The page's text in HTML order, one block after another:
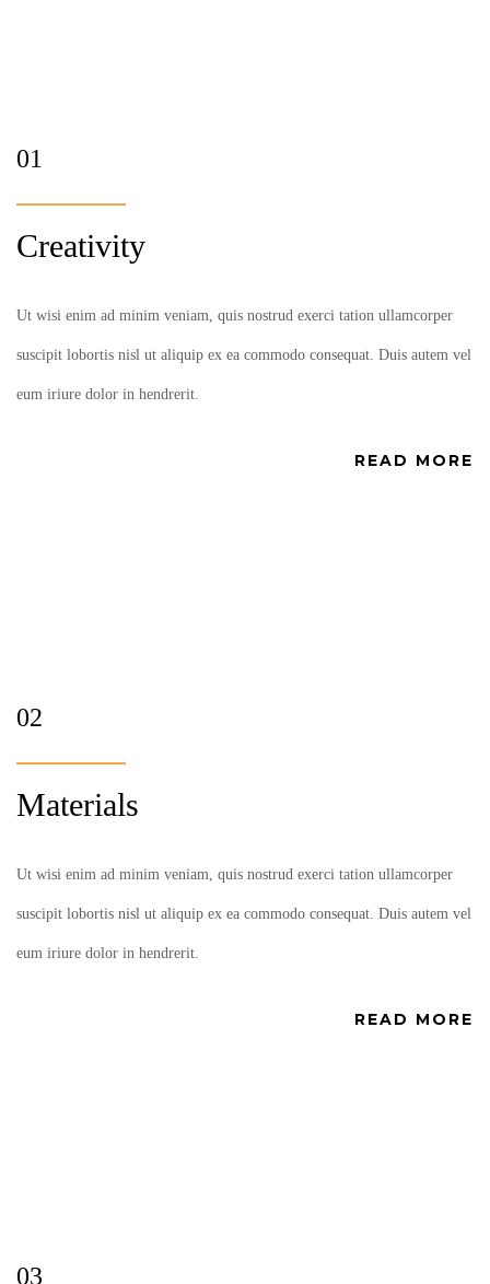
01
Creativity
Ut wisi enim ad minim veniam, quis nostrud exerci tation ullamcorper
suscipit lobortis nisl ut aliquip ex ea commodo consequat. Duis autem vel
eum iriure dolor in hendrerit.
READ MORE
02
Materials
Ut wisi enim ad minim veniam, quis nostrud exerci tation ullamcorper
suscipit lobortis nisl ut aliquip ex ea commodo consequat. Duis autem vel
eum iriure dolor in hendrerit.
READ MORE
03